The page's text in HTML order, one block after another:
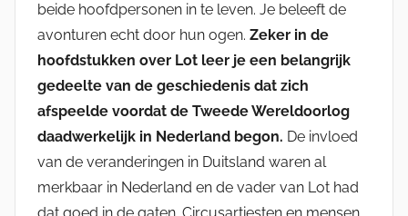
beide hoofdpersonen in te leven. Je beleeft de
avonturen echt door hun ogen. Zeker in de
hoofdstukken over Lot leer je een belangrijk
gedeelte van de geschiedenis dat zich
afspeelde voordat de Tweede Wereldoorlog
daadwerkelijk in Nederland begon. De invloed
van de veranderingen in Duitsland waren al
merkbaar in Nederland en de vader van Lot had